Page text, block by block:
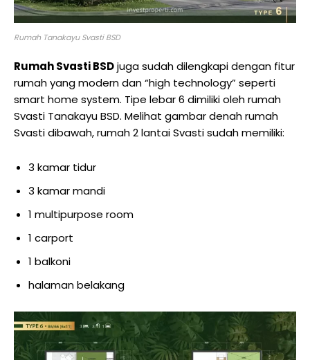
Rumah Tanakayu Svasti BSD
Rumah Svasti BSDjuga sudah dilengkapi dengan fitur
rumah yang modern dan “high technology” seperti
smart home system. Tipe lebar 6 dimiliki oleh rumah
Svasti Tanakayu BSD. Melihat gambar denah rumah
Svasti dibawah, rumah 2 lantai Svasti sudah memiliki:
3 kamar tidur
3 kamar mandi
1 multipurpose room
1 carport
1 balkoni
halaman belakang